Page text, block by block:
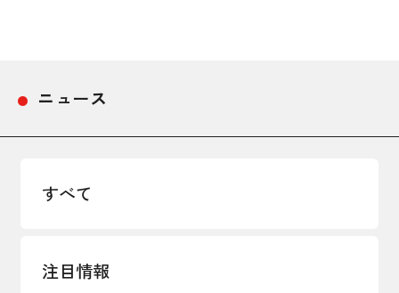
所信
ニュース
すべて
注目情報